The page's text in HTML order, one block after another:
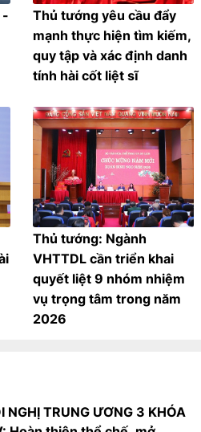
-
Thủ tướng yêu cầu đẩy
mạnh thực hiện tìm kiếm,
quy tập và xác định danh
tính hài cốt liệt sĩ
Thủ tướng: Ngành
VHTTDL cần triển khai
quyết liệt 9 nhóm nhiệm
vụ trọng tâm trong năm
2026
NGHỊ TRUNG ƯƠNG 3 KHÓA